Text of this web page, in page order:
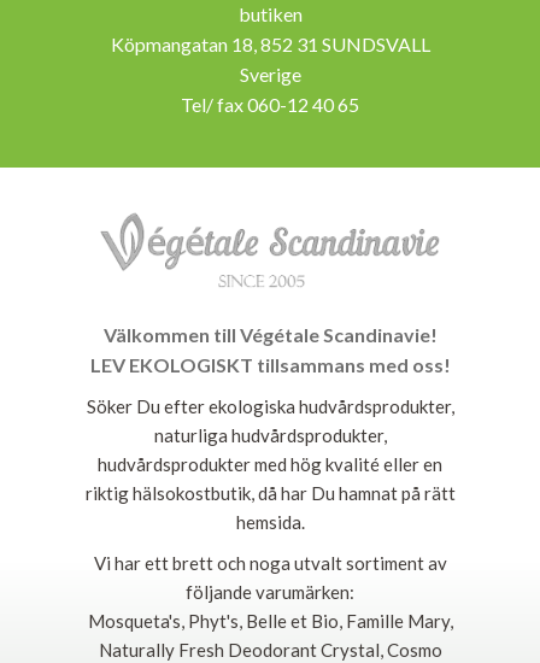
butiken
Köpmangatan 18, 852 31 SUNDSVALL
Sverige
Tel/ fax 060-12 40 65
Välkommen till Végétale Scandinavie!
LEV EKOLOGISKT tillsammans med oss!
Söker Du efter ekologiska hudvårdsprodukter,
naturliga hudvårdsprodukter,
hudvårdsprodukter med hög kvalité eller en
riktig hälsokostbutik, då har Du hamnat på rätt
hemsida.
Vi har ett brett och noga utvalt sortiment av
följande varumärken:
Mosqueta's, Phyt's, Belle et Bio, Famille Mary,
Naturally Fresh Deodorant Crystal, Cosmo